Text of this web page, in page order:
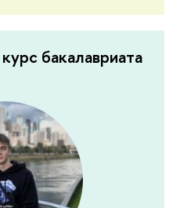
бакалавриата